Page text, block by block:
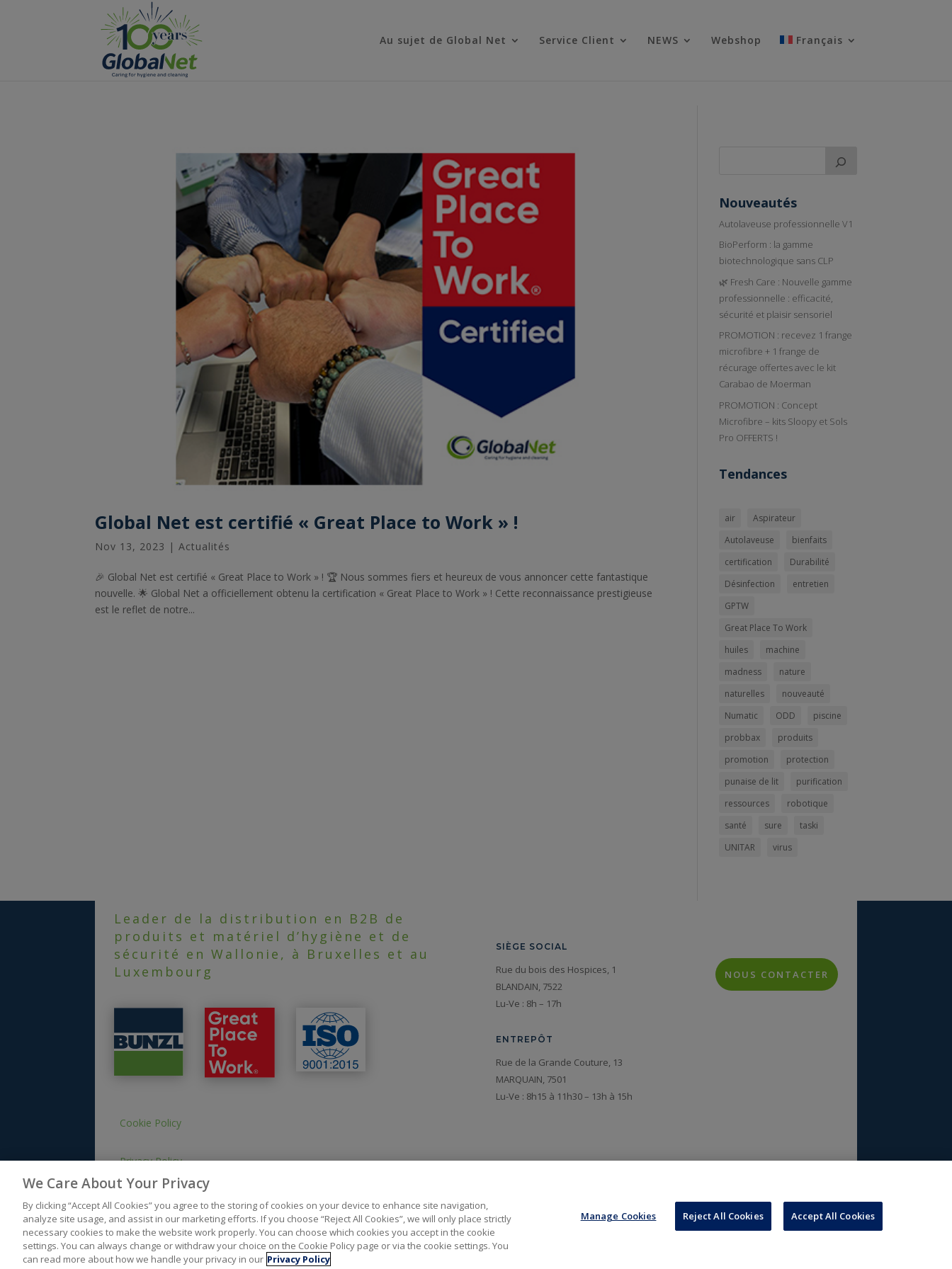
Au sujet de Global Net Service Client NEWS Webshop Français
Global Net est certifié « Great Place to Work » !
Nov 13, 2023 |Actualités
🎉 Global Net est certifié « Great Place to Work » ! 🏆 Nous sommes fiers et heureux de vous annoncer cette fantastique
nouvelle. 🌟 Global Net a officiellement obtenu la certification « Great Place to Work » ! Cette reconnaissance prestigieuse
est le reflet de notre...
Nouveautés
Autolaveuse professionnelle V1
BioPerform : la gamme
biotechnologique sans CLP
🌿 Fresh Care : Nouvelle gamme
professionnelle : efficacité,
sécurité et plaisir sensoriel
PROMOTION : recevez 1 frange
microfibre + 1 frange de
récurage offertes avec le kit
Carabao de Moerman
PROMOTION : Concept
Microfibre – kits Sloopy et Sols
Pro OFFERTS !
Tendances
air
Aspirateur
Autolaveuse
bienfaits
certification
Durabilité
Désinfection
entretien
GPTW
Great Place To Work
huiles
machine
madness
nature
naturelles
nouveauté
Numatic
ODD
piscine
probbax
produits
promotion
protection
punaise de lit
purification
ressources
robotique
santé
sure
taski
UNITAR
virus
Leader de la distribution en B2B de
produits et matériel d’hygiène et de
sécurité en Wallonie, à Bruxelles et au
Luxembourg
Cookie Policy
Privacy Policy
SIÈGE SOCIAL
Rue du bois des Hospices, 1
BLANDAIN, 7522
Lu-Ve : 8h – 17h
ENTREPÔT
Rue de la Grande Couture, 13
MARQUAIN, 7501
Lu-Ve : 8h15 à 11h30 – 13h à 15h
NOUS CONTACTER
Français Nederlands
We Care About Your Privacy
By clicking “Accept All Cookies” you agree to the storing of cookies on your device to enhance site navigation,
analyze site usage, and assist in our marketing efforts. If you choose “Reject All Cookies”, we will only place strictly
necessary cookies to make the website work properly. You can choose which cookies you accept in the cookie
settings. You can always change or withdraw your choice on the Cookie Policy page or via the cookie settings. You
can read more about how we handle your privacy in our Privacy Policy
Manage Cookies Reject All Cookies Accept All Cookies